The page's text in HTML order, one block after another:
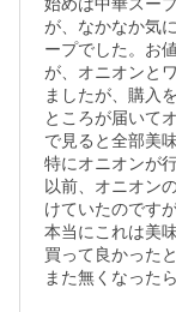
が、なかなか気
ープでした。お
が、オニオンと
ましたが、購入
ところが届いて
で見ると全部美
特にオニオンが
以前、オニオン
けていたのです
本当にこれは美味
買って良かった
また無くなった